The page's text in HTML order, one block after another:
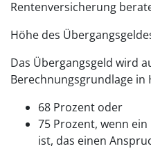
Rentenversicherung
Höhe des
Das Übergangsgeld wird
Berechnungsgrundlage in
68 Prozent oder
75 Prozent, wenn
ist, das einen